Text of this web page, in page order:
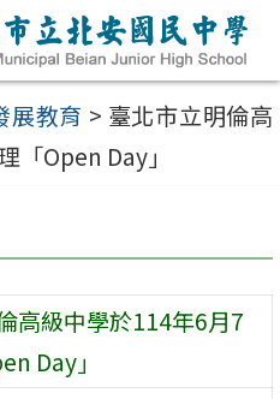
展教育 > 臺北市立明倫高
「Open Day」
高級中學於114年6月7
Day」